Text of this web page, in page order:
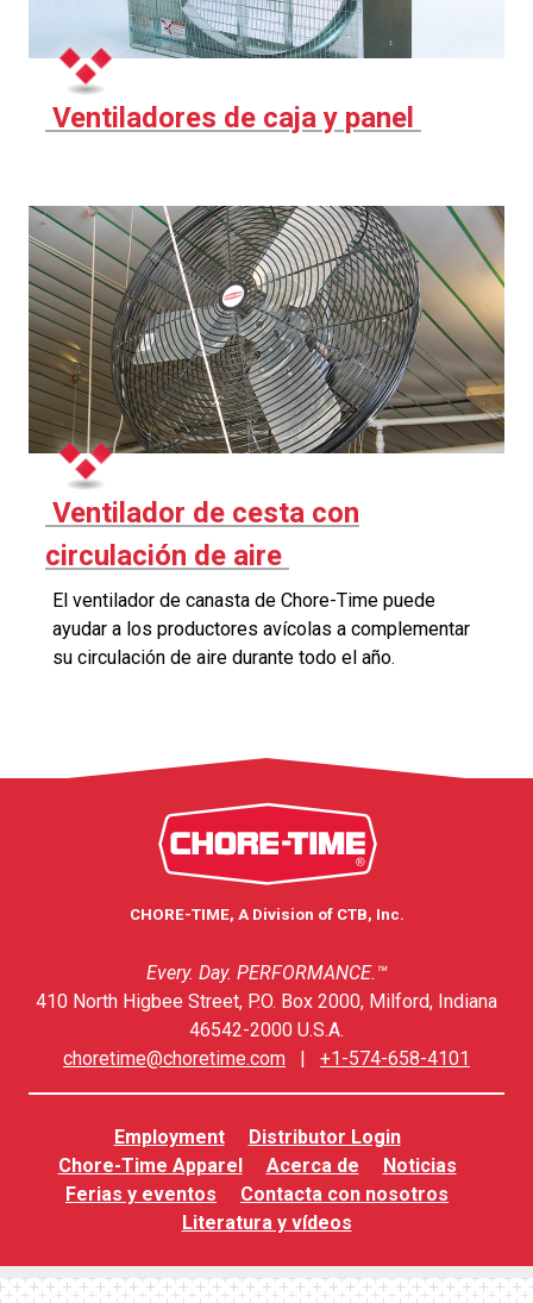
Ventiladores de caja y panel
Ventilador de cesta con
circulación de aire
El ventilador de canasta de Chore-Time puede
ayudar a los productores avícolas a complementar
su circulación de aire durante todo el año.
CHORE-TIME, A Division of CTB, Inc.
Every. Day. PERFORMANCE.™
410 North Higbee Street, P.O. Box 2000, Milford, Indiana
46542-2000 U.S.A.
choretime@choretime.com
+1-574-658-4101
Employment
Distributor Login
Chore-Time Apparel
Acerca de
Noticias
Ferias y eventos
Contacta con nosotros
Literatura y vídeos